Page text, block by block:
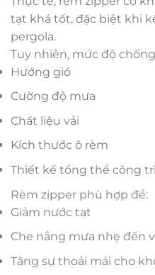
tạt khá tốt, đặc biệt khi
pergola.
Tuy nhiên, mức độ
Hướng gió
Cường độ mưa
Chất liệu vải
Kích thước ô rèm
Thiết kế tổng thể công
Rèm zipper phù hợp để:
Giảm nước tạt
Che nắng mưa nhẹ đến
Tăng sự thoải mái cho